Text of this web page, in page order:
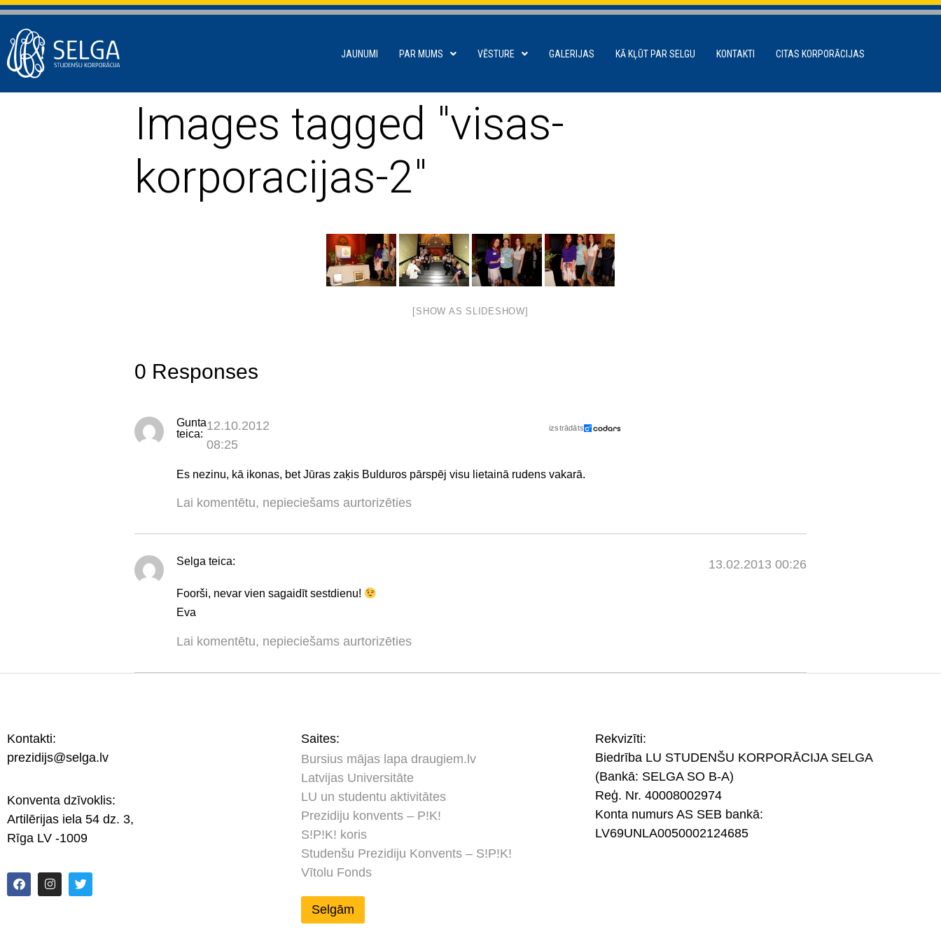
JAUNUMI PAR MUMS VĒSTURE GALERIJAS KĀ KĻŪT PAR SELGU KONTAKTI CITAS KORPORĀCIJAS
Images tagged "visas-
korporacijas-2"
[SHOW AS SLIDESHOW]
0 Responses
Gunta
teica:
12.10.2012
08:25
izstrādāts
Es nezinu, kā ikonas, bet Jūras zaķis Bulduros pārspēj visu lietainā rudens vakarā.
Lai komentētu, nepieciešams aurtorizēties
Selga teica: 13.02.2013 00:26
Foorši, nevar vien sagaidīt sestdienu!
Eva
Lai komentētu, nepieciešams aurtorizēties
Kontakti:
prezidijs@selga.lv
Konventa dzīvoklis:
Artilērijas iela 54 dz. 3,
Rīga LV -1009
Saites:
Bursius mājas lapa draugiem.lv
Latvijas Universitāte
LU un studentu aktivitātes
Prezidiju konvents – P!K!
S!P!K! koris
Studenšu Prezidiju Konvents – S!P!K!
Vītolu Fonds
Selgām
Rekvizīti:
Biedrība LU STUDENŠU KORPORĀCIJA SELGA
(Bankā: SELGA SO B-A)
Reģ. Nr. 40008002974
Konta numurs AS SEB bankā:
LV69UNLA0050002124685